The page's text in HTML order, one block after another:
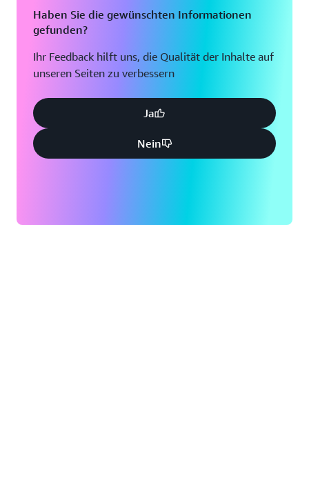
Haben Sie die gewünschten Informationen
gefunden?
Ihr Feedback hilft uns, die Qualität der Inhalte auf
unseren Seiten zu verbessern
Ja
Nein